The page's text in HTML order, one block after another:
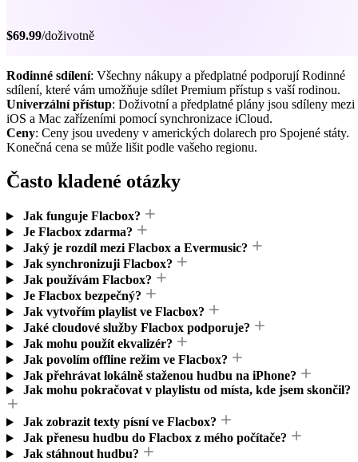
$69.99/doživotně
Rodinné sdílení: Všechny nákupy a předplatné podporují Rodinné
sdílení, které vám umožňuje sdílet Premium přístup s vaší rodinou.
Univerzální přístup: Doživotní a předplatné plány jsou sdíleny mezi
iOS a Mac zařízeními pomocí synchronizace iCloud.
Ceny: Ceny jsou uvedeny v amerických dolarech pro Spojené státy.
Konečná cena se může lišit podle vašeho regionu.
Často kladené otázky
Jak funguje Flacbox?
Je Flacbox zdarma?
Jaký je rozdíl mezi Flacbox a Evermusic?
Jak synchronizuji Flacbox?
Jak používám Flacbox?
Je Flacbox bezpečný?
Jak vytvořím playlist ve Flacbox?
Jaké cloudové služby Flacbox podporuje?
Jak mohu použít ekvalizér?
Jak povolím offline režim ve Flacbox?
Jak přehrávat lokálně staženou hudbu na iPhone?
Jak mohu pokračovat v playlistu od místa, kde jsem skončil?
Jak zobrazit texty písní ve Flacbox?
Jak přenesu hudbu do Flacbox z mého počítače?
Jak stáhnout hudbu?